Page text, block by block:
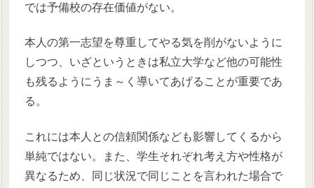
では予備校の存在価値がない。
本人の第一志望を尊重してやる気を削がないように
しつつ、いざというときは私立大学など他の可能性
も残るようにうま～く導いてあげることが重要であ
る。
これには本人との信頼関係なども影響してくるから
単純ではない。また、学生それぞれ考え方や性格が
異なるため、同じ状況で同じことを言われた場合で